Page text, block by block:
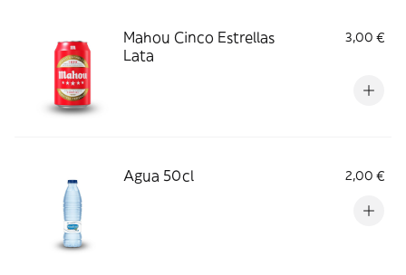
Mahou Cinco Estrellas
Lata
3,00 €
Agua 50cl 2,00 €